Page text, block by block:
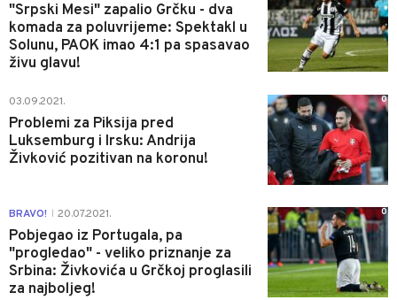
"Srpski Mesi" zapalio Grčku - dva
komada za poluvrijeme: Spektakl u
Solunu, PAOK imao 4:1 pa spasavao
živu glavu!
03.09.2021.
Problemi za Piksija pred
Luksemburg i Irsku: Andrija
Živković pozitivan na koronu!
0
BRAVO! 20.07.2021.
Pobjegao iz Portugala, pa
"progledao" - veliko priznanje za
Srbina: Živkovića u Grčkoj proglasili
za najboljeg!
0